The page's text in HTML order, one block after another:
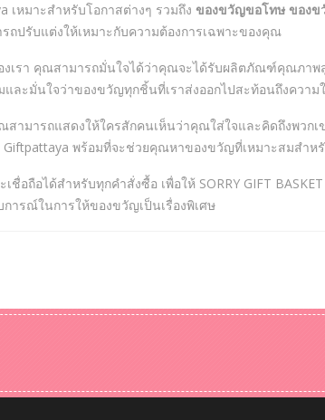
เหมาะสำหรับโอกาสต่างๆ รวมถึง ของขวัญขอโทษ ของข
ปรับแต่งให้เหมาะกับความต้องการเฉพาะของคุณ
ของเรา คุณสามารถมั่นใจได้ว่าคุณจะได้รับผลิตภัณฑ์คุณ
และมั่นใจว่าของขวัญทุกชิ้นที่เราส่งออกไปสะท้อนถึงความ
คุณสามารถแสดงให้ใครสักคนเห็นว่าคุณใส่ใจและคิดถึงพ
Giftpattaya พร้อมที่จะช่วยคุณหาของขวัญที่เหมาะสมสำห
เชื่อถือได้สำหรับทุกคำสั่งซื้อ เพื่อให้ SORRY GIFT
ารณ์ในการให้ของขวัญเป็นเรื่องพิเศษ